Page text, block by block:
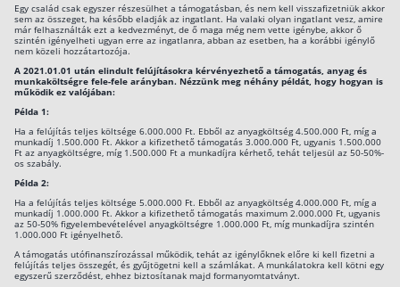
Egy család csak egyszer részesülhet a támogatásban, és nem kell visszafizetniük akkor
sem az összeget, ha később eladják az ingatlant. Ha valaki olyan ingatlant vesz, amire
már felhasználták ezt a kedvezményt, de ő maga még nem vette igénybe, akkor ő
szintén igényelheti ugyan erre az ingatlanra, abban az esetben, ha a korábbi igénylő
nem közeli hozzátartozója.
A 2021.01.01 után elindult felújításokra kérvényezhető a támogatás, anyag és
munkaköltségre fele-fele arányban. Nézzünk meg néhány példát, hogy hogyan is
működik ez valójában:
Példa 1:
Ha a felújítás teljes költsége 6.000.000 Ft. Ebből az anyagköltség 4.500.000 Ft, míg a
munkadíj 1.500.000 Ft. Akkor a kifizethető támogatás 3.000.000 Ft, ugyanis 1.500.000
Ft az anyagköltségre, míg 1.500.000 Ft a munkadíjra kérhető, tehát teljesül az 50-50%-
os szabály.
Példa 2:
Ha a felújítás teljes költsége 5.000.000 Ft. Ebből az anyagköltség 4.000.000 Ft, míg a
munkadíj 1.000.000 Ft. Akkor a kifizethető támogatás maximum 2.000.000 Ft, ugyanis
az 50-50% figyelembevételével anyagköltségre 1.000.000 Ft, míg munkadíjra szintén
1.000.000 Ft igényelhető.
A támogatás utófinanszírozással működik, tehát az igénylőknek előre ki kell fizetni a
felújítás teljes összegét, és gyűjtögetni kell a számlákat. A munkálatokra kell kötni egy
egyszerű szerződést, ehhez biztosítanak majd formanyomtatványt.